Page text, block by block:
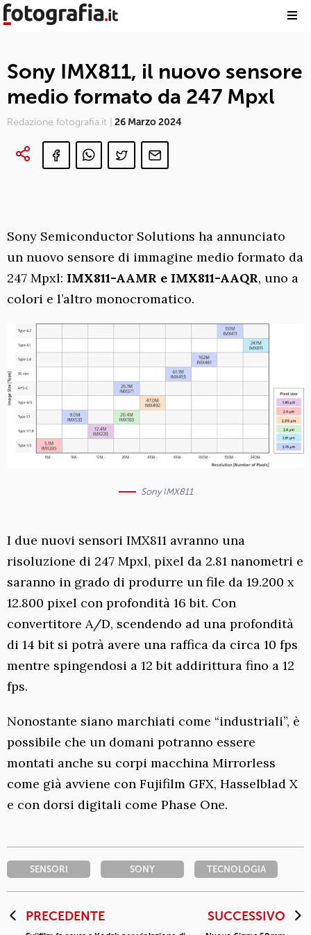
Sony IMX811, il nuovo sensore
medio formato da 247 Mpxl
Redazione fotografia.it | 26 Marzo 2024
Sony Semiconductor Solutions ha annunciato
un nuovo sensore di immagine medio formato da
247 Mpxl: IMX811-AAMR e IMX811-AAQR, uno a
colori e l’altro monocromatico.
Sony IMX811
I due nuovi sensori IMX811 avranno una
risoluzione di 247 Mpxl, pixel da 2.81 nanometri e
saranno in grado di produrre un file da 19.200 x
12.800 pixel con profondità 16 bit. Con
convertitore A/D, scendendo ad una profondità
di 14 bit si potrà avere una raffica da circa 10 fps
mentre spingendosi a 12 bit addirittura fino a 12
fps.
Nonostante siano marchiati come “industriali”, è
possibile che un domani potranno essere
montati anche su corpi macchina Mirrorless
come già avviene con Fujifilm GFX, Hasselblad X
e con dorsi digitali come Phase One.
SENSORI SONY TECNOLOGIA
PRECEDENTE SUCCESSIVO